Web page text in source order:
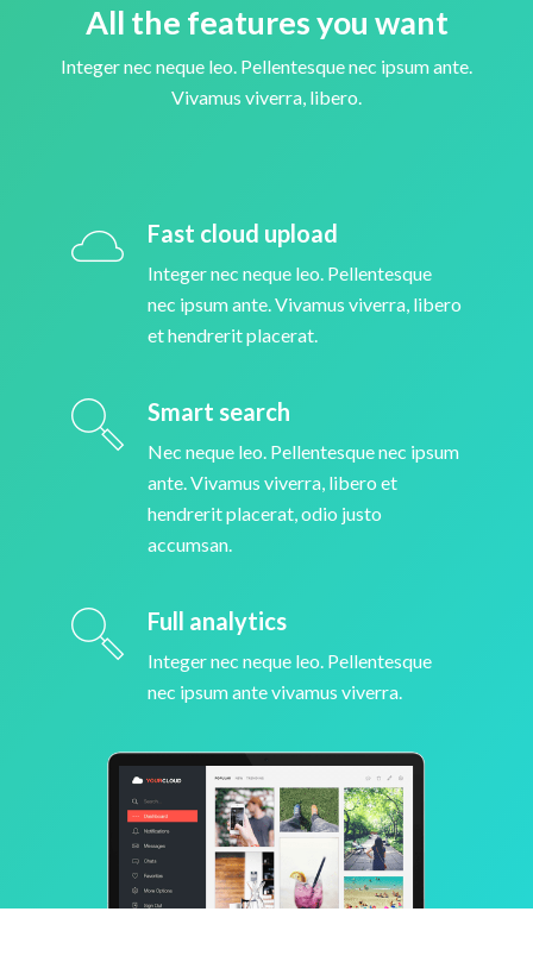
All the features you want
Integer nec neque leo. Pellentesque nec ipsum ante.
Vivamus viverra, libero.
Fast cloud upload
Integer nec neque leo. Pellentesque
nec ipsum ante. Vivamus viverra, libero
et hendrerit placerat.
Smart search
Nec neque leo. Pellentesque nec ipsum
ante. Vivamus viverra, libero et
hendrerit placerat, odio justo
accumsan.
Full analytics
Integer nec neque leo. Pellentesque
nec ipsum ante vivamus viverra.